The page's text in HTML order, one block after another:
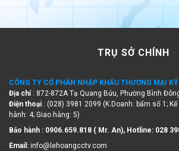
TRỤ SỞ CHÍNH
CÔNG TY CỔ PHẦN NHẬP KHẨU THƯƠNG MẠI
Địa chỉ : 872-872A Tạ Quang Bửu, Phường Bình
Điện thoại : (028) 3981 2099 (K.Doanh: bấm số 1;
hành: 4; Giao hàng: 5)
Bảo hành : 0906.659.818 ( Mr. An), Hotline: 028
Email: info@lehoangcctv.com